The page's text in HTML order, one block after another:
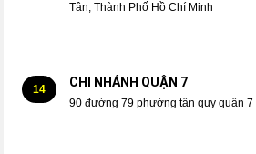
Tân, Thành Phố Hồ Chí Minh
14 CHI NHÁNH QUẬN 7
90 đường 79 phường tân quy quận 7